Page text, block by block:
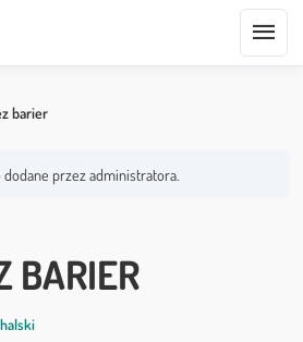
menu
barier
dodane przez administratora.
BARIER